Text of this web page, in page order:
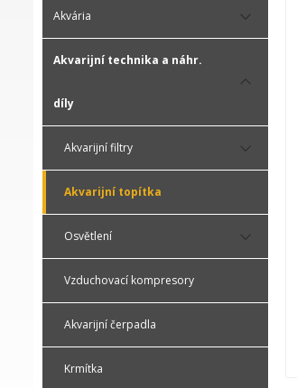
Akvária
Akvarijní technika a náhr.
díly
Akvarijní filtry
Akvarijní topítka
Osvětlení
Vzduchovací kompresory
Akvarijní čerpadla
Krmítka